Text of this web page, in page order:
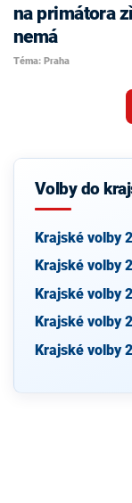
na primátora
nemá
Téma: Praha
Volby do
Krajské volby
Krajské volby
Krajské volby
Krajské volby
Krajské volby